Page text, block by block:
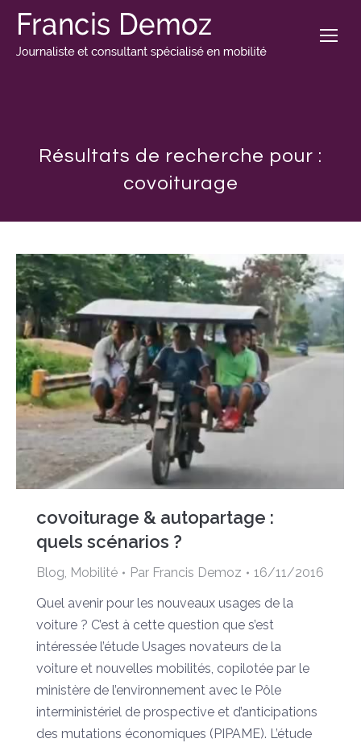
Résultats de recherche pour :
covoiturage
covoiturage & autopartage :
quels scénarios ?
Blog, Mobilité Par Francis Demoz
16/11/2016
Quel avenir pour les nouveaux usages de la
voiture ? C’est à cette question que s’est
intéressée l’étude Usages novateurs de la
voiture et nouvelles mobilités, copilotée par le
ministère de l’environnement avec le Pôle
interministériel de prospective et d’anticipations
des mutations économiques (PIPAME). L’étude